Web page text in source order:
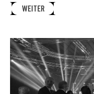
WEITER